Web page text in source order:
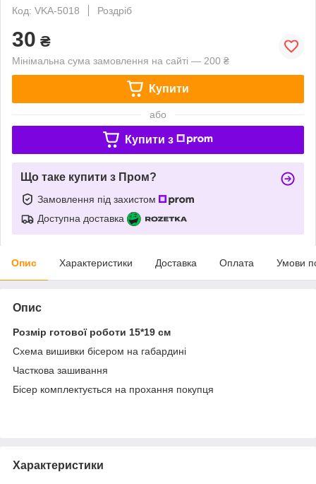
Код: VKA-5018
Роздріб
30 ₴
Мінімальна сума замовлення на сайті — 200 ₴
Купити
або
Купити з
Що таке купити з Пром?
Замовлення під захистом
Доступна доставка
Опис Характеристики Доставка Оплата Умови
Опис
Розмір готової роботи 15*19 см
Схема вишивки бісером на габардині
Часткова зашивання
Бісер комплектується на прохання покупця
Характеристики